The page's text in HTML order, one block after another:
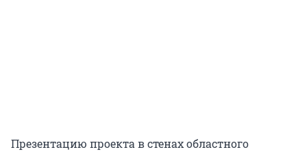
Презентацию проекта в стенах областного